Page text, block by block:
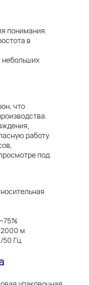
понимания.
в
небольших
что
работу.
под
м
50 Гц